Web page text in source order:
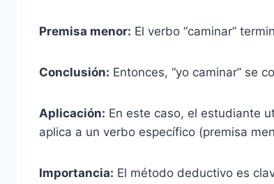
Premisa menor: El verbo “caminar”
Conclusión: Entonces, “yo caminar” se
Aplicación: En este caso, el estudiante
aplica a un verbo específico (premisa
Importancia: El método deductivo es